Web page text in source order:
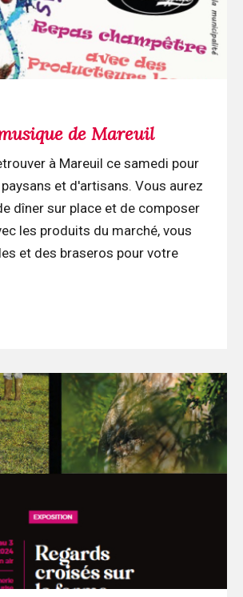
de Mareuil
à Mareuil ce samedi pour
et d'artisans. Vous aurez
dîner sur place et de composer
les produits du marché, vous
et des braseros pour votre